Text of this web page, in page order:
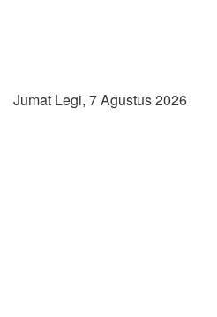
Jumat Legi, 7 Agustus 2026